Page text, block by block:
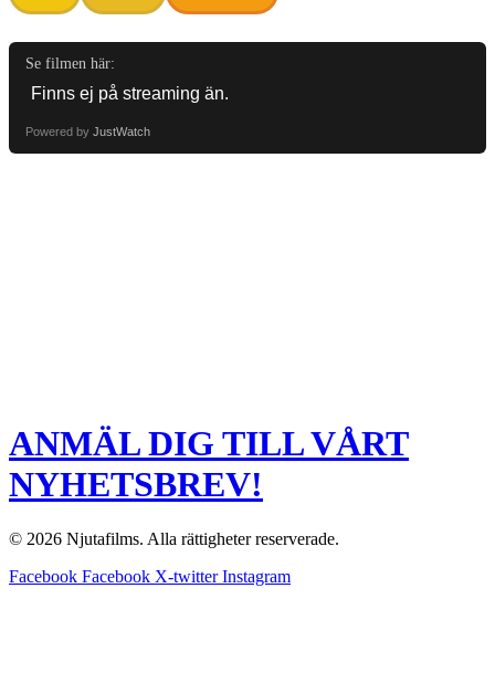
Se filmen här:
Powered by JustWatch
ANMÄL DIG TILL VÅRT
NYHETSBREV!
© 2026 Njutafilms. Alla rättigheter reserverade.
Facebook Facebook X-twitter Instagram